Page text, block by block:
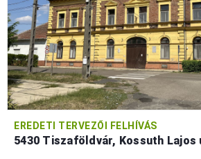
EREDETI TERVEZŐI FELHÍVÁS
5430 Tiszaföldvár, Kossuth Lajos